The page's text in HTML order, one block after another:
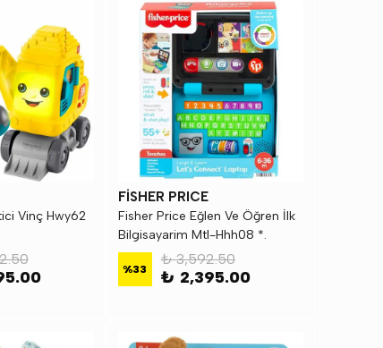
Vinç Hwy62
FİSHER PRICE
Fisher Price Eğlen Ve Öğren İlk
Bilgisayarim Mtl-Hhh08 *.
%33
₺ 3,592.50
₺ 2,395.00